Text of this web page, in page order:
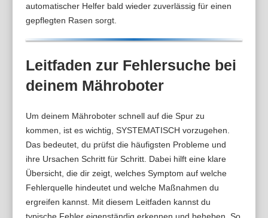
automatischer Helfer bald wieder zuverlässig für einen
gepflegten Rasen sorgt.
Leitfaden zur Fehlersuche bei
deinem Mähroboter
Um deinem Mähroboter schnell auf die Spur zu
kommen, ist es wichtig, SYSTEMATISCH vorzugehen.
Das bedeutet, du prüfst die häufigsten Probleme und
ihre Ursachen Schritt für Schritt. Dabei hilft eine klare
Übersicht, die dir zeigt, welches Symptom auf welche
Fehlerquelle hindeutet und welche Maßnahmen du
ergreifen kannst. Mit diesem Leitfaden kannst du
typische Fehler eigenständig erkennen und beheben. So